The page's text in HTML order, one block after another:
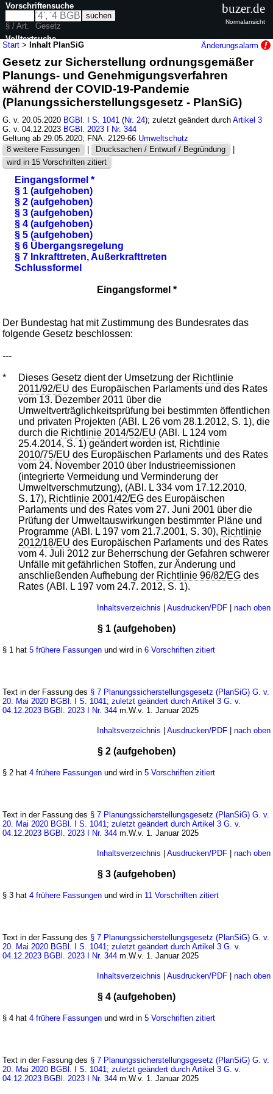
Start >Inhalt PlanSiG Änderungsalarm
Gesetz zur Sicherstellung ordnungsgemäßer
Planungs- und Genehmigungsverfahren
während der COVID-19-Pandemie
(Planungssicherstellungsgesetz - PlanSiG)
G. v. 20.05.2020 BGBl. I S. 1041 (Nr. 24); zuletzt geändert durchArtikel 3
G. v. 04.12.2023 BGBl. 2023 I Nr. 344
Geltung ab 29.05.2020; FNA: 2129-66 Umweltschutz
8 weitere Fassungen
| Drucksachen / Entwurf / Begründung
|
wird in 15 Vorschriften zitiert
Eingangsformel *
§ 1 (aufgehoben)
§ 2 (aufgehoben)
§ 3 (aufgehoben)
§ 4 (aufgehoben)
§ 5 (aufgehoben)
§ 6 Übergangsregelung
§ 7 Inkrafttreten, Außerkrafttreten
Schlussformel
Eingangsformel *
Der Bundestag hat mit Zustimmung des Bundesrates das
folgende Gesetz beschlossen:
---
* Dieses Gesetz dient der Umsetzung der Richtlinie
2011/92/EU des Europäischen Parlaments und des Rates
vom 13. Dezember 2011 über die
Umweltverträglichkeitsprüfung bei bestimmten öffentlichen
und privaten Projekten (ABl. L 26 vom 28.1.2012, S. 1), die
durch die Richtlinie 2014/52/EU (ABl. L 124 vom
25.4.2014, S. 1) geändert worden ist, Richtlinie
2010/75/EU des Europäischen Parlaments und des Rates
vom 24. November 2010 über Industrieemissionen
(integrierte Vermeidung und Verminderung der
Umweltverschmutzung), (ABl. L 334 vom 17.12.2010,
S. 17), Richtlinie 2001/42/EG des Europäischen
Parlaments und des Rates vom 27. Juni 2001 über die
Prüfung der Umweltauswirkungen bestimmter Pläne und
Programme (ABl. L 197 vom 21.7.2001, S. 30), Richtlinie
2012/18/EU des Europäischen Parlaments und des Rates
vom 4. Juli 2012 zur Beherrschung der Gefahren schwerer
Unfälle mit gefährlichen Stoffen, zur Änderung und
anschließenden Aufhebung der Richtlinie 96/82/EG des
Rates (ABl. L 197 vom 24.7. 2012, S. 1).
Inhaltsverzeichnis | Ausdrucken/PDF| nach oben
§ 1 (aufgehoben)
§ 1 hat5 frühere Fassungen und wird in6 Vorschriften zitiert
Text in der Fassung des § 7 Planungssicherstellungsgesetz (PlanSiG) G. v.
20. Mai 2020 BGBl. I S. 1041; zuletzt geändert durch Artikel 3 G. v.
04.12.2023 BGBl. 2023 I Nr. 344 m.W.v. 1. Januar 2025
Inhaltsverzeichnis | Ausdrucken/PDF| nach oben
§ 2 (aufgehoben)
§ 2 hat4 frühere Fassungen und wird in5 Vorschriften zitiert
Text in der Fassung des § 7 Planungssicherstellungsgesetz (PlanSiG) G. v.
20. Mai 2020 BGBl. I S. 1041; zuletzt geändert durch Artikel 3 G. v.
04.12.2023 BGBl. 2023 I Nr. 344 m.W.v. 1. Januar 2025
Inhaltsverzeichnis | Ausdrucken/PDF| nach oben
§ 3 (aufgehoben)
§ 3 hat4 frühere Fassungen und wird in 11 Vorschriften zitiert
Text in der Fassung des § 7 Planungssicherstellungsgesetz (PlanSiG) G. v.
20. Mai 2020 BGBl. I S. 1041; zuletzt geändert durch Artikel 3 G. v.
04.12.2023 BGBl. 2023 I Nr. 344 m.W.v. 1. Januar 2025
Inhaltsverzeichnis | Ausdrucken/PDF| nach oben
§ 4 (aufgehoben)
§ 4 hat4 frühere Fassungen und wird in5 Vorschriften zitiert
Text in der Fassung des § 7 Planungssicherstellungsgesetz (PlanSiG) G. v.
20. Mai 2020 BGBl. I S. 1041; zuletzt geändert durch Artikel 3 G. v.
04.12.2023 BGBl. 2023 I Nr. 344 m.W.v. 1. Januar 2025
Vorschriftensuche
§ / Art.
Gesetz
Volltextsuche
nur in PlanSiG
buzer.de
Normalansicht